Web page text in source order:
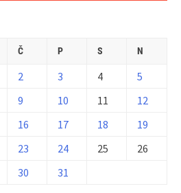
Č P S N
2 3 4
5
9 10 11
12
16 17 18
19
23 24 25
26
30 31